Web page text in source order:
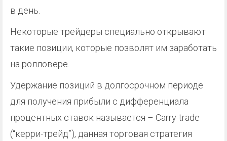
в день.
Некоторые трейдеры специально открывают
такие позиции, которые позволят им заработать
на ролловере.
Удержание позиций в долгосрочном периоде
для получения прибыли с дифференциала
процентных ставок называется – Carry-trade
(“керри-трейд”), данная торговая стратегия